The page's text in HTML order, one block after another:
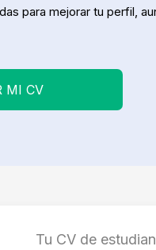
para mejorar tu perfil,
MI CV
Tu CV de